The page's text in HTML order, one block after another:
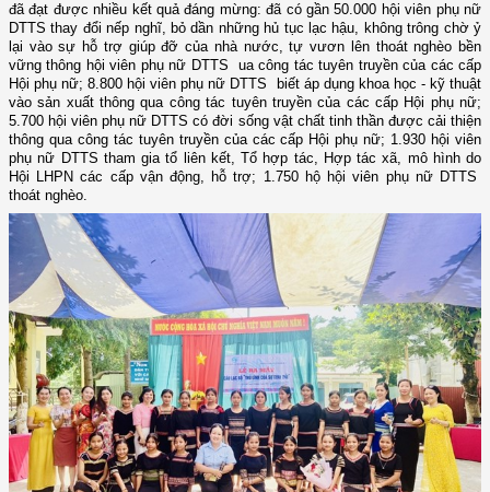
đã đạt được nhiều kết quả đáng mừng: đã có gần 50.000 hội viên phụ nữ
DTTS thay đổi nếp nghĩ, bỏ dần những hủ tục lạc hậu, không trông chờ ỷ
lại vào sự hỗ trợ giúp đỡ của nhà nước, tự vươn lên thoát nghèo bền
vững thông hội viên phụ nữ DTTS ua công tác tuyên truyền của các cấp
Hội phụ nữ; 8.800 hội viên phụ nữ DTTS biết áp dụng khoa học - kỹ thuật
vào sản xuất thông qua công tác tuyên truyền của các cấp Hội phụ nữ;
5.700 hội viên phụ nữ DTTS có đời sống vật chất tinh thần được cải thiện
thông qua công tác tuyên truyền của các cấp Hội phụ nữ; 1.930 hội viên
phụ nữ DTTS tham gia tổ liên kết, Tổ hợp tác, Hợp tác xã, mô hình do
Hội LHPN các cấp vận động, hỗ trợ; 1.750 hộ hội viên phụ nữ DTTS
thoát nghèo.